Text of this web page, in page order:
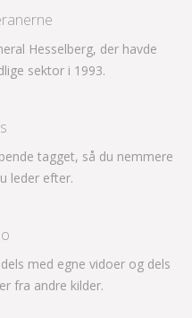
Hesselberg, der havde
sektor i 1993.
tagget, så du nemmere
leder efter.
med egne vidoer og dels
fra andre kilder.